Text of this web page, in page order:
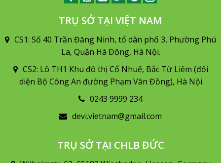
TRỤ SỞ TẠI VIỆT NAM
CS1: Số 40 Trần Đăng Ninh, tổ dân phố 3, Phường Phú
La, Quận Hà Đông, Hà Nội.
CS2: Lô TH1 Khu đô thị Cổ Nhuế, Bắc Từ Liêm (đối
diện Bộ Công An đường Phạm Văn Đồng), Hà Nội
0243 9999 234
devi.vietnam@gmail.com
TRỤ SỞ TẠI CHLB ĐỨC